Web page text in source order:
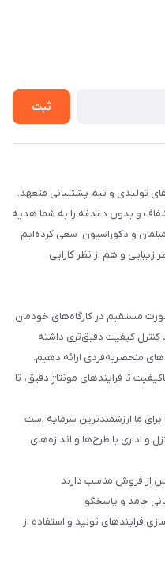
ثبت
تولیدی و تیم پشتیبانی متعهد.
و بدون دغدغه را به شما هدیه
و دکوراسیون، سعی کرده‌ایم
و هم از نظر کارایی
مستقیم در کارگاه‌های خودمان
کنترل کیفیت دقیق‌تری داشته
منحصربه‌فردی ارائه دهیم.
تا فرایندهای مونتاژ دقیق، تا
ما ارزشمندترین سرمایه است
و اداری با طرح‌ها و اندازه‌های
از فروش مناسب دارند
جامد و پاسخگو
فرایندهای تولید و استفاده از